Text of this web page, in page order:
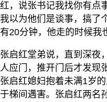
红，说张书记我找你有点
我以为他们是谈事，搞了
有20分钟，他走的时候我
张启红堂弟说，直到深夜
人应门，推开门后才发现
张启红媳妇抱着未满1岁
于梯间遇害。张启红两名